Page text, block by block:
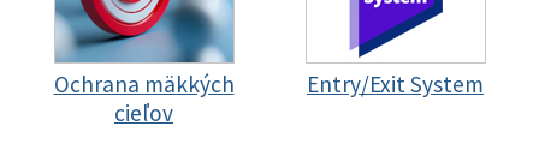
Ochrana mäkkých
cieľov
Entry/Exit System